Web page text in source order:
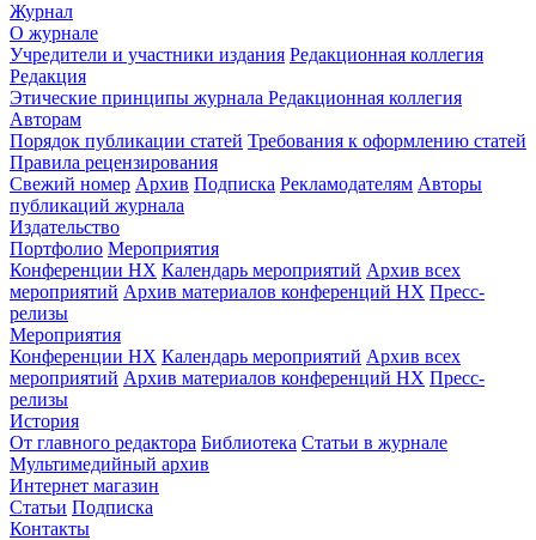
Журнал
О журнале
Учредители и участники издания Редакционная коллегия
Редакция
Этические принципы журнала Редакционная коллегия
Авторам
Порядок публикации статей Требования к оформлению статей
Правила рецензирования
Свежий номер Архив Подписка Рекламодателям Авторы
публикаций журнала
Издательство
Портфолио Мероприятия
Конференции НХ Календарь мероприятий Архив всех
мероприятий Архив материалов конференций НХ Пресс-
релизы
Мероприятия
Конференции НХ Календарь мероприятий Архив всех
мероприятий Архив материалов конференций НХ Пресс-
релизы
История
От главного редактора Библиотека Статьи в журнале
Мультимедийный архив
Интернет магазин
Статьи Подписка
Контакты